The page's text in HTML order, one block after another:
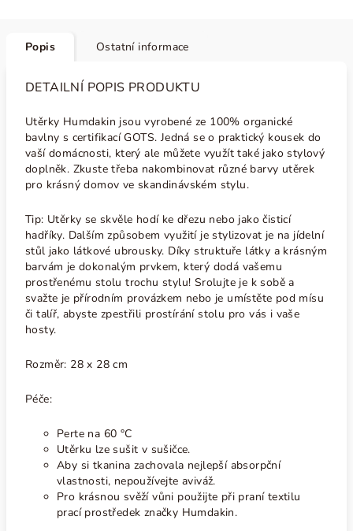
Popis Ostatní informace
DETAILNÍ POPIS PRODUKTU
Utěrky Humdakin jsou vyrobené ze 100% organické
bavlny s certifikací GOTS. Jedná se o praktický kousek do
vaší domácnosti, který ale můžete využít také jako stylový
doplněk. Zkuste třeba nakombinovat různé barvy utěrek
pro krásný domov ve skandinávském stylu.
Tip: Utěrky se skvěle hodí ke dřezu nebo jako čisticí
hadříky. Dalším způsobem využití je stylizovat je na jídelní
stůl jako látkové ubrousky. Díky struktuře látky a krásným
barvám je dokonalým prvkem, který dodá vašemu
prostřenému stolu trochu stylu! Srolujte je k sobě a
svažte je přírodním provázkem nebo je umístěte pod mísu
či talíř, abyste zpestřili prostírání stolu pro vás i vaše
hosty.
Rozměr: 28 x 28 cm
Péče:
Perte na 60 °C
Utěrku lze sušit v sušičce.
Aby si tkanina zachovala nejlepší absorpční
vlastnosti, nepoužívejte aviváž.
Pro krásnou svěží vůni použijte při praní textilu
prací prostředek značky Humdakin.